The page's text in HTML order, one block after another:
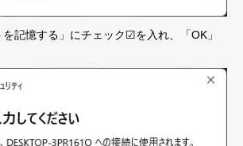
記憶する」にチェック☑を入れ、「OK」